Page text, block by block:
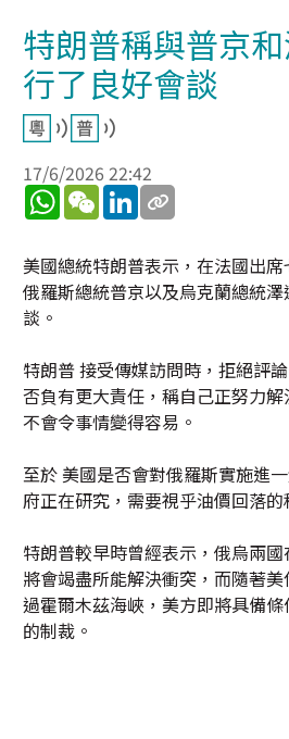
特朗普稱與普京
行了良好會談
17/6/2026 22:42
WhatsApp
WeChatLinkedIn
美國總統特朗普表示，在法國出
俄羅斯總統普京以及烏克蘭總統
談。
特朗普 接受傳媒訪問時，拒絕評
否負有更大責任，稱自己正努力
不會令事情變得容易。
至於 美國是否會對俄羅斯實施進
府正在研究，需要視乎油價回落的
特朗普較早時曾經表示，俄烏兩
將會竭盡所能解決衝突，而隨著
過霍爾木茲海峽，美方即將具備
的制裁。